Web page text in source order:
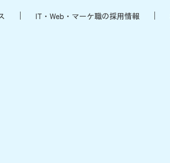
IT・Web・マーケ職の採用情報